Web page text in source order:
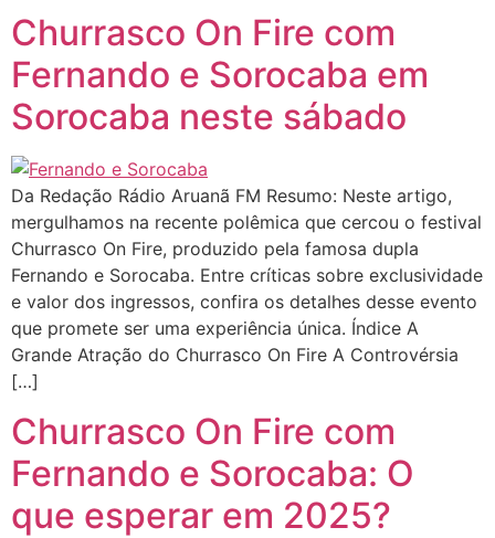
Churrasco On Fire com
Fernando e Sorocaba em
Sorocaba neste sábado
Da Redação Rádio Aruanã FM Resumo: Neste artigo,
mergulhamos na recente polêmica que cercou o festival
Churrasco On Fire, produzido pela famosa dupla
Fernando e Sorocaba. Entre críticas sobre exclusividade
e valor dos ingressos, confira os detalhes desse evento
que promete ser uma experiência única. Índice A
Grande Atração do Churrasco On Fire A Controvérsia
[…]
Churrasco On Fire com
Fernando e Sorocaba: O
que esperar em 2025?